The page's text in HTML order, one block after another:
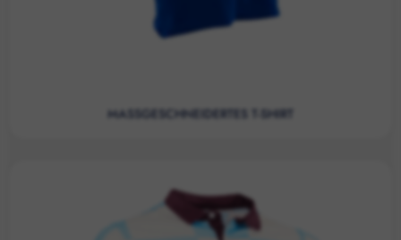
MASSGESCHNEIDERTES T-SHIRT